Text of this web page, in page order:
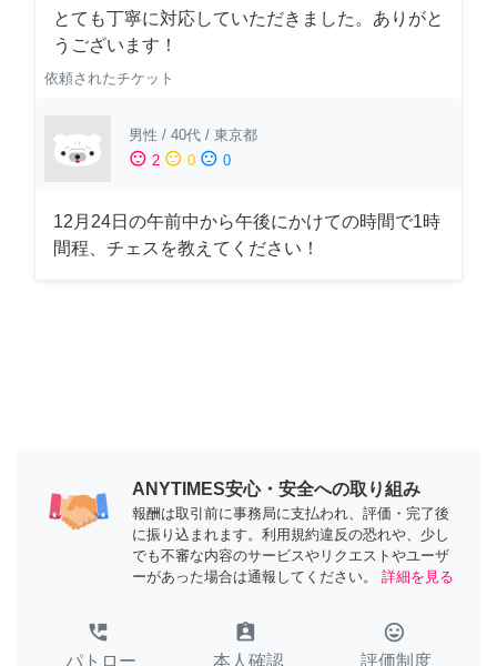
とても丁寧に対応していただきました。ありがと
うございます！
依頼されたチケット
男性 / 40代 / 東京都
sentiment_satisfied 2 sentiment_neutral 0 sentiment_dissatisfied 0
12月24日の午前中から午後にかけての時間で1時
間程、チェスを教えてください！
ANYTIMES安心・安全への取り組み
報酬は取引前に事務局に支払われ、評価・完了後
に振り込まれます。利用規約違反の恐れや、少し
でも不審な内容のサービスやリクエストやユーザ
ーがあった場合は通報してください。
詳細を見る
perm_phone_msg
パトロー
assignment_ind
本人確認
tag_faces
評価制度